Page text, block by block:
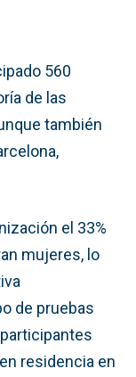
560
de las
también
el 33%
mujeres, lo
de pruebas
residencia en